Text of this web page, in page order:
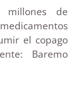
de
el copago
Baremo